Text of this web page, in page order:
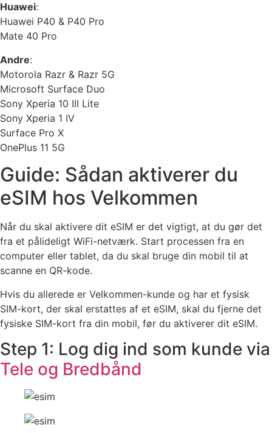
Huawei:
Huawei P40 & P40 Pro
Mate 40 Pro
Andre:
Motorola Razr & Razr 5G
Microsoft Surface Duo
Sony Xperia 10 III Lite
Sony Xperia 1 IV
Surface Pro X
OnePlus 11 5G
Guide: Sådan aktiverer du
eSIM hos Velkommen
Når du skal aktivere dit eSIM er det vigtigt, at du gør det
fra et pålideligt WiFi-netværk. Start processen fra en
computer eller tablet, da du skal bruge din mobil til at
scanne en QR-kode.
Hvis du allerede er Velkommen-kunde og har et fysisk
SIM-kort, der skal erstattes af et eSIM, skal du fjerne det
fysiske SIM-kort fra din mobil, før du aktiverer dit eSIM.
Step 1: Log dig ind som kunde via
Tele og Bredbånd